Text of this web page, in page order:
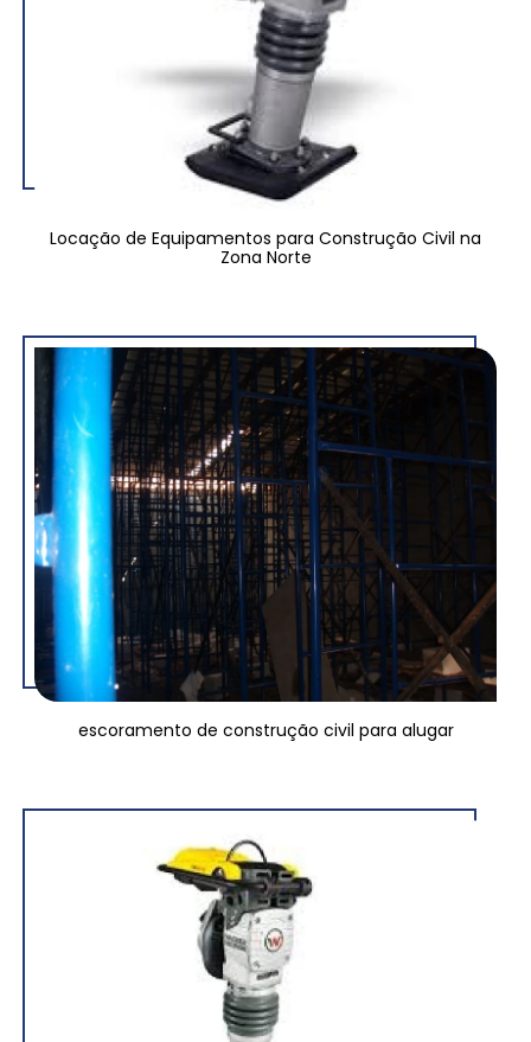
Locação de Equipamentos para Construção Civil na
Zona Norte
escoramento de construção civil para alugar